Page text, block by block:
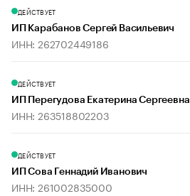
ДЕЙСТВУЕТ
ИП Карабанов Сергей Васильевич
ИНН: 262702449186
ДЕЙСТВУЕТ
ИП Перегудова Екатерина Сергеевна
ИНН: 263518802203
ДЕЙСТВУЕТ
ИП Сова Геннадий Иванович
ИНН: 261002835000